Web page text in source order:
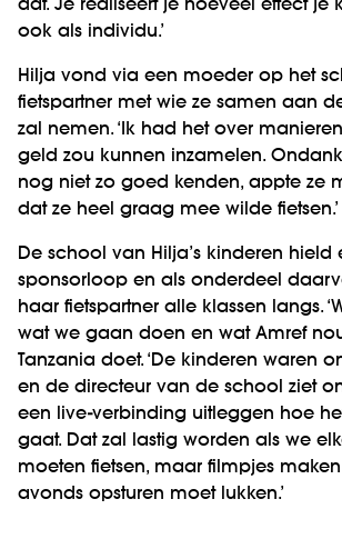
dat. Je realiseert je hoeveel effect je
ook als individu.’
Hilja vond via een moeder op het
fietspartner met wie ze samen aan
zal nemen. ‘Ik had het over
geld zou kunnen inzamelen.
nog niet zo goed kenden, appte ze
dat ze heel graag mee wilde fietsen.’
De school van Hilja’s kinderen hield
sponsorloop en als onderdeel
haar fietspartner alle klassen langs.
wat we gaan doen en wat Amref
Tanzania doet. ‘De kinderen waren
en de directeur van de school ziet
een live-verbinding uitleggen hoe
gaat. Dat zal lastig worden als we
moeten fietsen, maar filmpjes maken
avonds opsturen moet lukken.’